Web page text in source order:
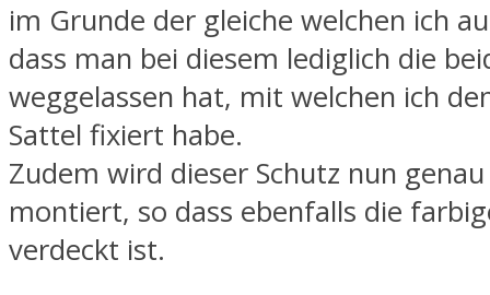
im Grunde der gleiche welchen ich
dass man bei diesem lediglich die
weggelassen hat, mit welchen ich
Sattel fixiert habe.
Zudem wird dieser Schutz nun
montiert, so dass ebenfalls die
verdeckt ist.